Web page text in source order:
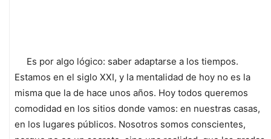
Es por algo lógico: saber adaptarse a los tiempos.
Estamos en el siglo XXI, y la mentalidad de hoy no es la
misma que la de hace unos años. Hoy todos queremos
comodidad en los sitios donde vamos: en nuestras casas,
en los lugares públicos. Nosotros somos conscientes,